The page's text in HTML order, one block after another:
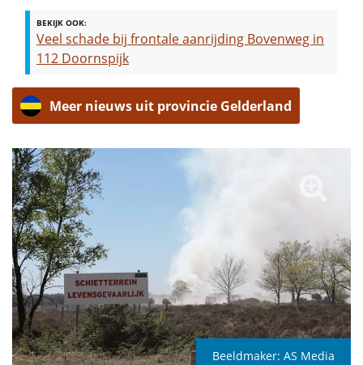
BEKIJK OOK:
Veel schade bij frontale aanrijding Bovenweg in
112 Doornspijk
Meer nieuws uit provincie Gelderland
Beeldmaker: AS Media